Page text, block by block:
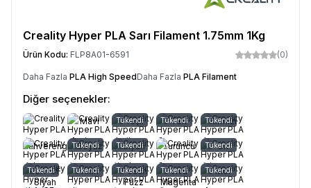
Creality Hyper PLA Sarı Filament 1.75mm 1Kg
Ürün Kodu: FLP8A01-6591 (0)
Daha Fazla PLA High SpeedDaha Fazla PLA Filament
Diğer seçenekler:
Mavi Tükendi
Yeşil Tükendi
Ten Tükendi
Kırmızı
Kahverengi Tükendi
Beyaz Tükendi
Siyah Turuncu Tükendi
Gri
Tükendi
PLA-CF
Siyah
Tükendi
Altın Tükendi
Peach
Fuzz
Tükendi
Viva
Magenta
Tükendi
Mor